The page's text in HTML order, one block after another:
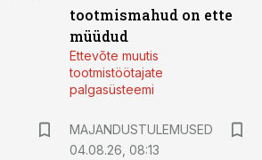
tootmismahud on ette
müüdud
Ettevõte muutis
tootmistöötajate
palgasüsteemi
MAJANDUSTULEMUSED
04.08.26, 08:13